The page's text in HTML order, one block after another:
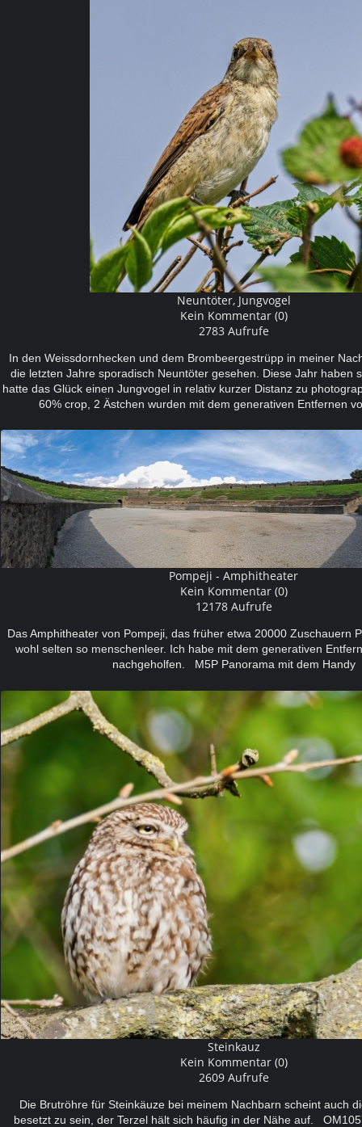
Neuntöter, Jungvogel
Kein Kommentar (0)
2783 Aufrufe
In den Weissdornhecken und dem Brombeergestrüpp in meiner
die letzten Jahre sporadisch Neuntöter gesehen. Diese Jahr haben
hatte das Glück einen Jungvogel in relativ kurzer Distanz zu
60% crop, 2 Ästchen wurden mit dem generativen Entfernen
Pompeji - Amphitheater
Kein Kommentar (0)
12178 Aufrufe
Das Amphitheater von Pompeji, das früher etwa 20000 Zuschauern
wohl selten so menschenleer. Ich habe mit dem generativen
nachgeholfen. M5P Panorama mit dem Handy
Steinkauz
Kein Kommentar (0)
2609 Aufrufe
Die Brutröhre für Steinkäuze bei meinem Nachbarn scheint auch
besetzt zu sein, der Terzel hält sich häufig in der Nähe auf.